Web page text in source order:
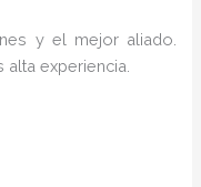
y el mejor aliado.
experiencia.